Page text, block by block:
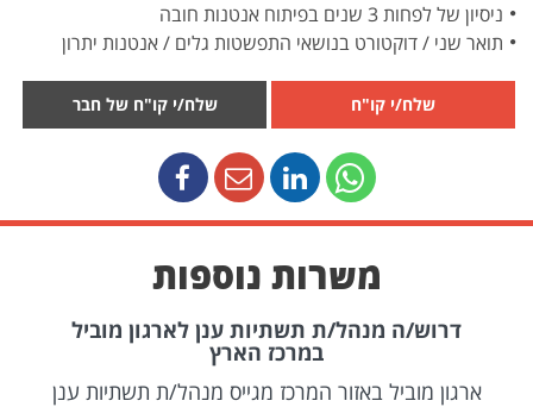
ניסיון של לפחות 3 שנים בפיתוח אנטנות חובה
תואר שני / דוקטורט בנושאי התפשטות גלים / אנטנות יתרון
שלח/י קו"ח שלח/י קו"ח של חבר
משרות נוספות
דרוש/ה מנהל/ת תשתיות ענן לארגון מוביל
במרכז הארץ
ארגון מוביל באזור המרכז מגייס מנהל/ת תשתיות ענן